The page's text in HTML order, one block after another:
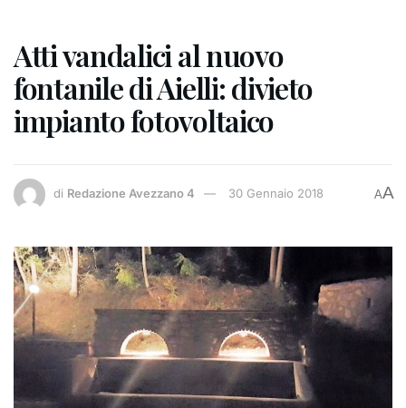
Atti vandalici al nuovo
fontanile di Aielli: divieto
impianto fotovoltaico
di Redazione Avezzano 4 30 Gennaio 2018 AA